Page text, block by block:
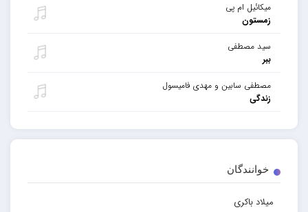
میکائیل ام پی
زمستون
سید مصطفی
ببر
مصطفی سابین و مهدی فامیسول
زندگی
خوانندگان
میلاد باکری